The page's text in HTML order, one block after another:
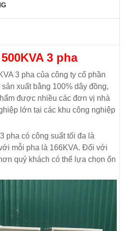
3 pha
3 pha của công ty cổ phần
xuất bằng 100% dây đồng,
được nhiều các đơn vị nhà
lớn tại các khu công nghiệp
pha có công suất tối đa là
mỗi pha là 166KVA. Đối với
quý khách có thể lựa chọn ổn